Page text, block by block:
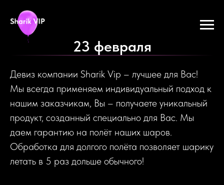
23 февраля
Девиз компании Sharik Vip – лучшее для Вас!
Мы всегда применяем индивидуальный подход к
нашим заказчикам, Вы – получаете уникальный
продукт, созданный специально для Вас. Мы
даем гарантию на полёт наших шаров.
Обработка для долгого полёта позволяет шарику
летать в 5 раз дольше обычного!